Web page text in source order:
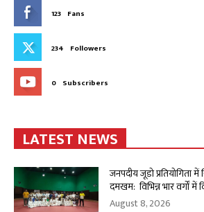
123 Fans
234 Followers
0 Subscribers
LATEST NEWS
जनपदीय जूडो प्रतियोगिता
दमखम: विभिन्न भार वर्गों में
August 8, 2026